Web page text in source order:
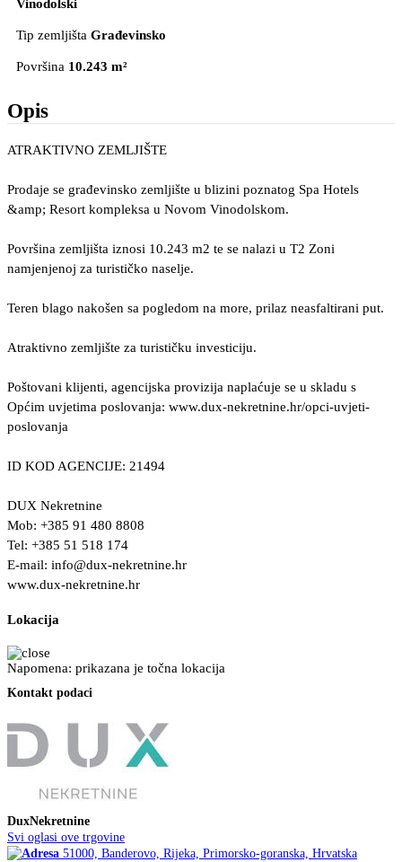
Vinodolski
Tip zemljišta Građevinsko
Površina 10.243 m²
Opis
ATRAKTIVNO ZEMLJIŠTE
Prodaje se građevinsko zemljište u blizini poznatog Spa Hotels
&amp; Resort kompleksa u Novom Vinodolskom.
Površina zemljišta iznosi 10.243 m2 te se nalazi u T2 Zoni
namjenjenoj za turističko naselje.
Teren blago nakošen sa pogledom na more, prilaz neasfaltirani put.
Atraktivno zemljište za turističku investiciju.
Poštovani klijenti, agencijska provizija naplaćuje se u skladu s
Općim uvjetima poslovanja: www.dux-nekretnine.hr/opci-uvjeti-
poslovanja
ID KOD AGENCIJE: 21494
DUX Nekretnine
Mob: +385 91 480 8808
Tel: +385 51 518 174
E-mail: info@dux-nekretnine.hr
www.dux-nekretnine.hr
Lokacija
Napomena: prikazana je točna lokacija
Kontakt podaci
DuxNekretnine
Svi oglasi ove trgovine
51000, Banderovo, Rijeka, Primorsko-goranska, Hrvatska